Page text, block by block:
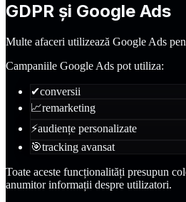
GDPR și Google Ads
Multe afaceri utilizează Google Ads
Campaniile Google Ads pot utiliza:
✔conversii
📈remarketing
⚡audiențe personalizate
🎯tracking avansat
Toate aceste funcționalități presupun
anumitor informații despre utilizatori.